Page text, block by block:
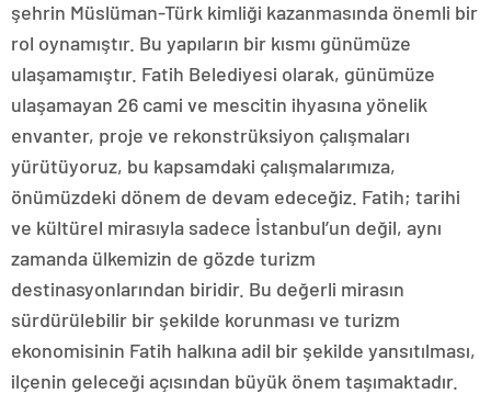
şehrin Müslüman-Türk kimliği kazanmasında önemli bir
rol oynamıştır. Bu yapıların bir kısmı günümüze
ulaşamamıştır. Fatih Belediyesi olarak, günümüze
ulaşamayan 26 cami ve mescitin ihyasına yönelik
envanter, proje ve rekonstrüksiyon çalışmaları
yürütüyoruz, bu kapsamdaki çalışmalarımıza,
önümüzdeki dönem de devam edeceğiz. Fatih; tarihi
ve kültürel mirasıyla sadece İstanbul’un değil, aynı
zamanda ülkemizin de gözde turizm
destinasyonlarından biridir. Bu değerli mirasın
sürdürülebilir bir şekilde korunması ve turizm
ekonomisinin Fatih halkına adil bir şekilde yansıtılması,
ilçenin geleceği açısından büyük önem taşımaktadır.